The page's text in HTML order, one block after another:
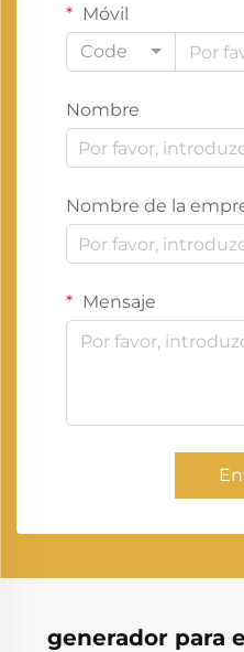
Móvil
Code
Nombre
Nombre de la
Mensaje
generador para